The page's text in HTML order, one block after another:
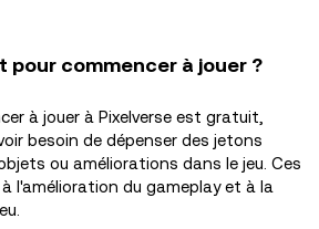
pour commencer à jouer ?
à jouer à Pixelverse est gratuit,
besoin de dépenser des jetons
ou améliorations dans le jeu. Ces
l'amélioration du gameplay et à la